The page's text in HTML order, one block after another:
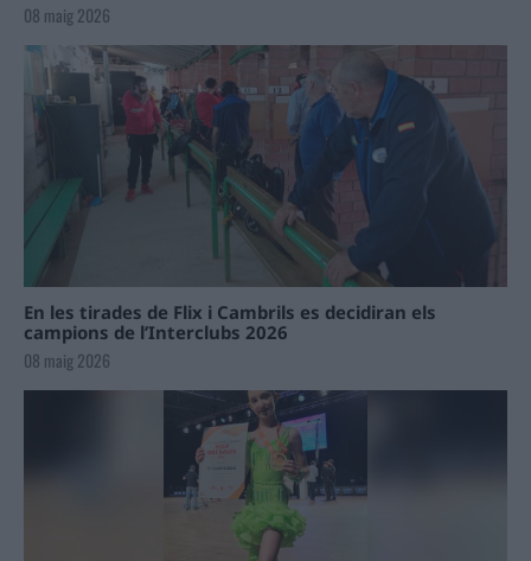
08 maig 2026
En les tirades de Flix i Cambrils es decidiran els
campions de l’Interclubs 2026
08 maig 2026